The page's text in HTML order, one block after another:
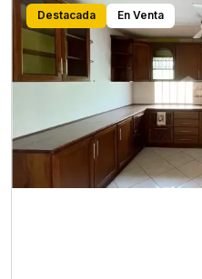
Destacada En Venta